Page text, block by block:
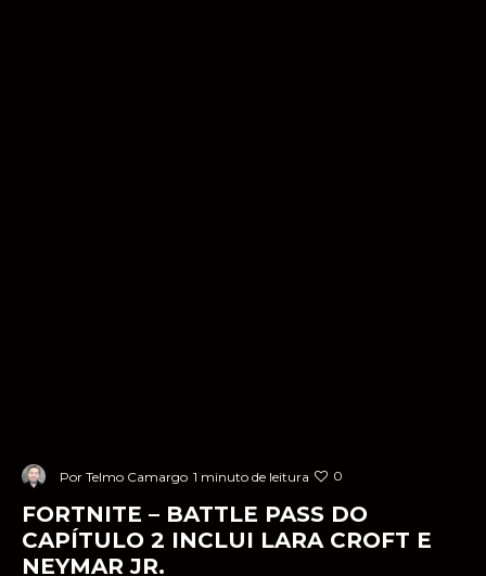
Por Telmo Camargo 1 minuto de leitura 0
FORTNITE – BATTLE PASS DO
CAPÍTULO 2 INCLUI LARA CROFT E
NEYMAR JR.